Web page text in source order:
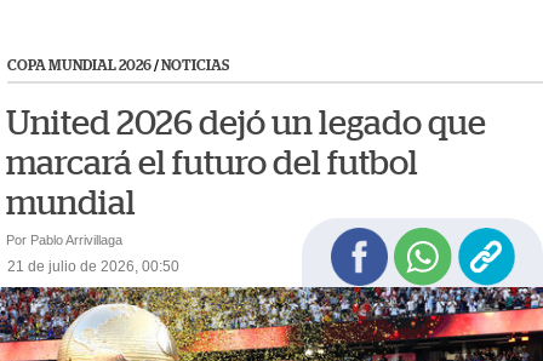
COPA MUNDIAL 2026/NOTICIAS
United 2026 dejó un legado que
marcará el futuro del futbol
mundial
Por Pablo Arrivillaga
21 de julio de 2026, 00:50